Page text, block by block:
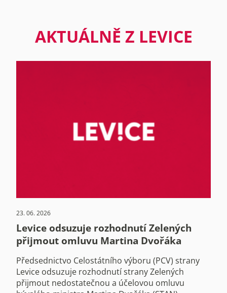
AKTUÁLNĚ Z LEVICE
23. 06. 2026
Levice odsuzuje rozhodnutí Zelených
přijmout omluvu Martina Dvořáka
Předsednictvo Celostátního výboru (PCV) strany
Levice odsuzuje rozhodnutí strany Zelených
přijmout nedostatečnou a účelovou omluvu